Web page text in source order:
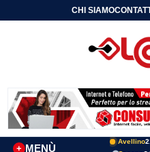
CHI SIAMO
MENÙ
+
Avellino